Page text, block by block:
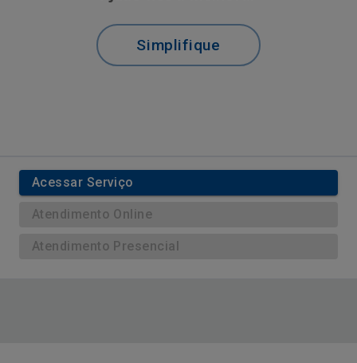
Simplifique
Acessar Serviço
Atendimento Online
Atendimento Presencial